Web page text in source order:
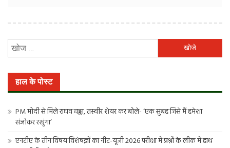
को
हाल के पोस्ट
PM मोदी से मिले राघव चड्ढा, तस्वीर शेयर कर बोले- ‘एक सुबह जिसे मैं हमेशा
संजोकर रखूंगा’
एनटीए के तीन विषय विशेषज्ञों का नीट-यूजी 2026 परीक्षा में प्रश्नों के लीक में हाथ